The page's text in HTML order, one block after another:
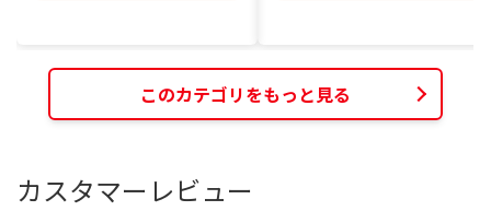
このカテゴリをもっと見る
カスタマーレビュー